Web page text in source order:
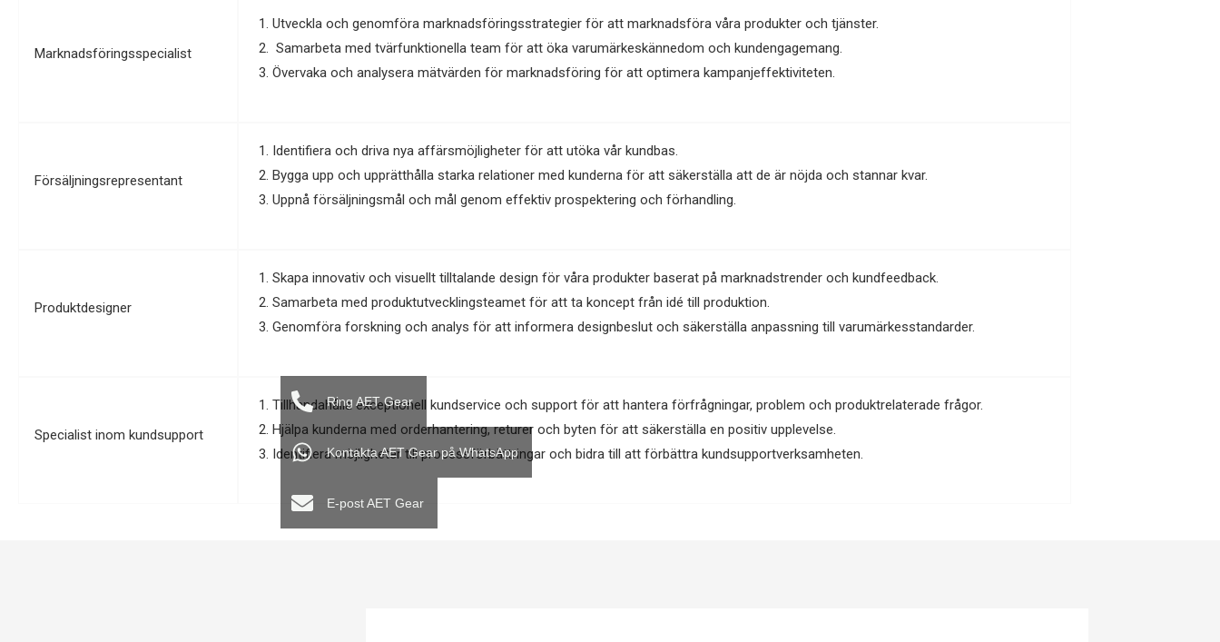
Marknadsföringsspecialist
Utveckla och genomföra marknadsföringsstrategier för att marknadsföra våra produkter och tjänster.
Samarbeta med tvärfunktionella team för att öka varumärkeskännedom och kundengagemang.
Övervaka och analysera mätvärden för marknadsföring för att optimera kampanjeffektiviteten.
Försäljningsrepresentant
Identifiera och driva nya affärsmöjligheter för att utöka vår kundbas.
Bygga upp och upprätthålla starka relationer med kunderna för att säkerställa att de är nöjda och stannar kvar.
Uppnå försäljningsmål och mål genom effektiv prospektering och förhandling.
Produktdesigner
Skapa innovativ och visuellt tilltalande design för våra produkter baserat på marknadstrender och kundfeedback.
Samarbeta med produktutvecklingsteamet för att ta koncept från idé till produktion.
Genomföra forskning och analys för att informera designbeslut och säkerställa anpassning till varumärkesstandarder.
Specialist inom kundsupport
Tillhandahålla exceptionell kundservice och support för att hantera förfrågningar, problem och produktrelaterade frågor.
Hjälpa kunderna med orderhantering, returer och byten för att säkerställa en positiv upplevelse.
Identifiera möjligheter till processförbättringar och bidra till att förbättra kundsupportverksamheten.
Ring AET Gear
Kontakta AET Gear på WhatsApp
E-post AET Gear